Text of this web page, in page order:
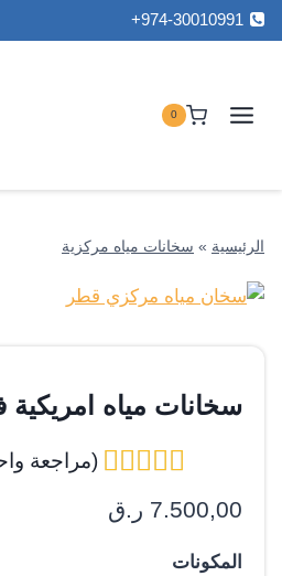
التجاوز
إلى
974-30010991+
0
الرئيسية » سخانات مياه مركزية
سخانات مياه امريكية
تم التقييم بـ
5.00
من 5
بناءً على
(مراجعة
7.500,00 ر.ق
المكونات